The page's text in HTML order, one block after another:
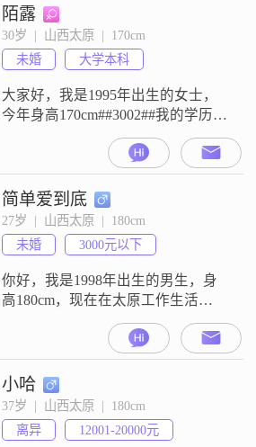
可靠。我注重健康养生，喜欢平衡
工作与生活，平时喜欢跑步和登山
徒步。我认为家庭是非常重要的，
我会把家庭放在生活的首位。在生
活中，我尽量活在当下，享受每一
陌露
30岁  |  山西太原  |  170cm
未婚
大学本科
大家好，我是1995年出生的女士，
今年身高170cm##3002##我的学历是
大学本科，目前的工作地在太原，
月收入在5001元到8000元之间
##3002##关于我的个人特征，平时
是一个独立自信的人，对待感情和
生活都真诚可靠##3002##在工作之
余，我有音乐欣赏的爱好##3002##
我来到这里是为了真诚地寻找一段
合适
简单爱到底
27岁  |  山西太原  |  180cm
未婚
3000元以下
你好，我是1998年出生的男生，身
高180cm，现在在太原工作生活
##3002##我的学历是大学本科
##3002##我的月收入目前在3000元
以下##3002##我是一个真诚可靠的
人，平时比较幽默风趣，也觉得信
任至上很重要##3002##关于感情，
我一直觉得双向奔赴才有意义，希
望能遇到同样真诚的你，两个人一
小哈
37岁  |  山西太原  |  180cm
离异
12001-20000元